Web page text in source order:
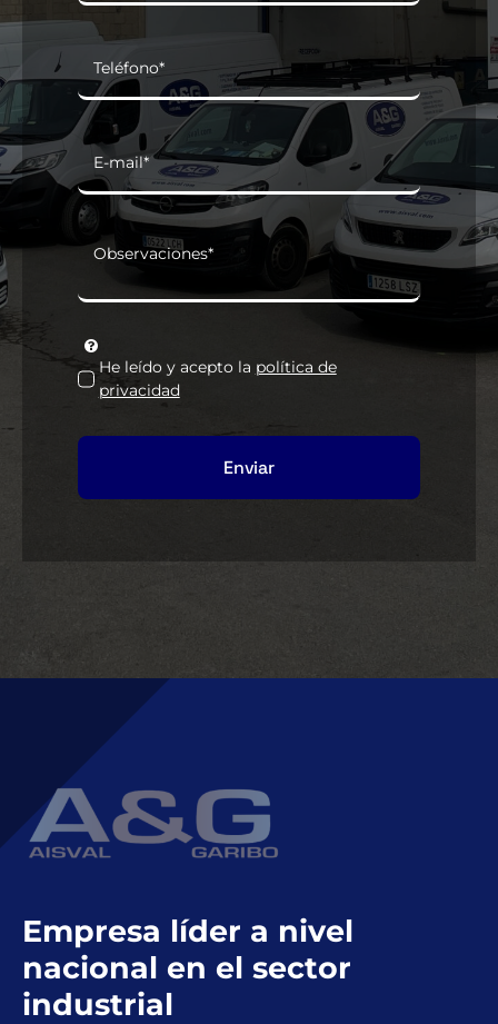
He leído y acepto la política de
privacidad
Enviar
Empresa líder a nivel
nacional en el sector
industrial